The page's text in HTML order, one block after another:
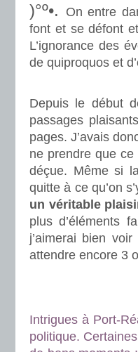
)°º•. On entre
font et se défont
L’ignorance des
de quiproquos et
Depuis le début
passages
pages. J’avais
ne prendre que ce
déçue. Même si
quitte à ce qu’on
un véritable
plus d’éléments
j’aimerai bien
attendre encore 3
Intrigues à Port-
politique.